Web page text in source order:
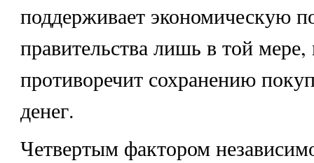
поддерживает экономическую
правительства лишь в той мере,
противоречит сохранению
денег.
Четвертым фактором